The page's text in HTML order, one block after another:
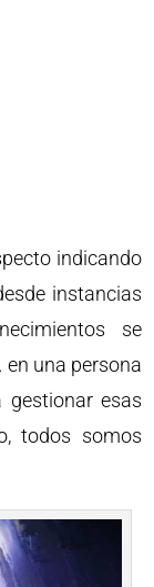
indicando
instancias
se
una persona
gestionar esas
todos somos